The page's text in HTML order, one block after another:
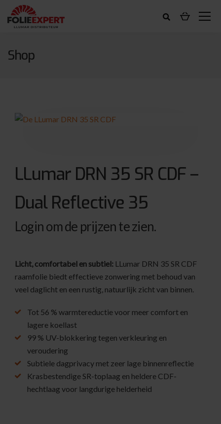
Shop
LLumar DRN 35 SR CDF –
Dual Reflective 35
Login om de prijzen te zien.
Licht, comfortabel en subtiel: LLumar DRN 35 SR CDF
raamfolie biedt effectieve zonwering met behoud van
veel daglicht en een rustig, natuurlijk zicht van binnen.
Tot 56 % warmtereductie voor meer comfort en
lagere koellast
99 % UV-blokkering tegen verkleuring en
veroudering
Subtiele dagprivacy met zeer lage binnenreflectie
Krasbestendige SR-toplaag en heldere CDF-
hechtlaag voor langdurige helderheid